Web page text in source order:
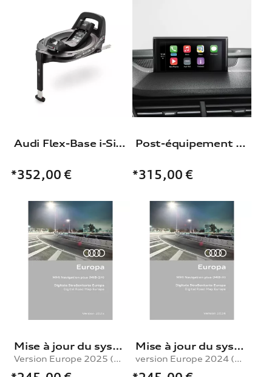
Audi Flex-Base i-Size
*352,00 €
Post-équipement pour Interface Audi smartphone
*315,00 €
Mise à jour du système de navigation
Version Europe 2025 (MIB2-H)
Mise à jour du système de navigation
version Europe 2024 (MIB-H)